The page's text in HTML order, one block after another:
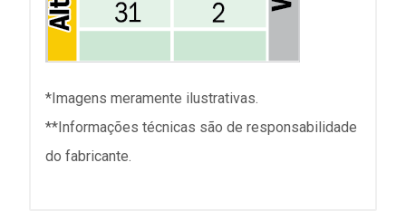
*Imagens meramente ilustrativas.
**Informações técnicas são de responsabilidade
do fabricante.